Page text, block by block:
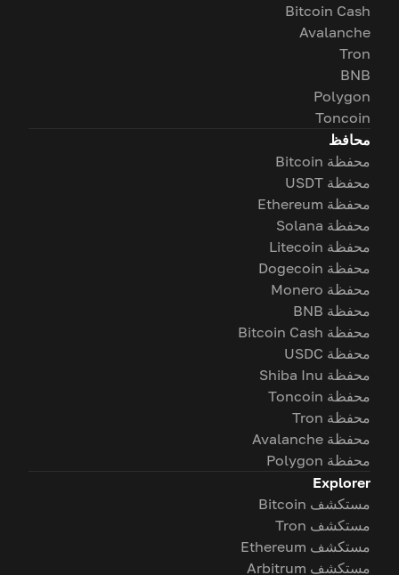
Bitcoin Cash
Avalanche
Tron
BNB
Polygon
Toncoin
محافظ
محفظة Bitcoin
محفظة USDT
محفظة Ethereum
محفظة Solana
محفظة Litecoin
محفظة Dogecoin
محفظة Monero
محفظة BNB
محفظة Bitcoin Cash
محفظة USDC
محفظة Shiba Inu
محفظة Toncoin
محفظة Tron
محفظة Avalanche
محفظة Polygon
Explorer
مستكشف Bitcoin
مستكشف Tron
مستكشف Ethereum
مستكشف Arbitrum